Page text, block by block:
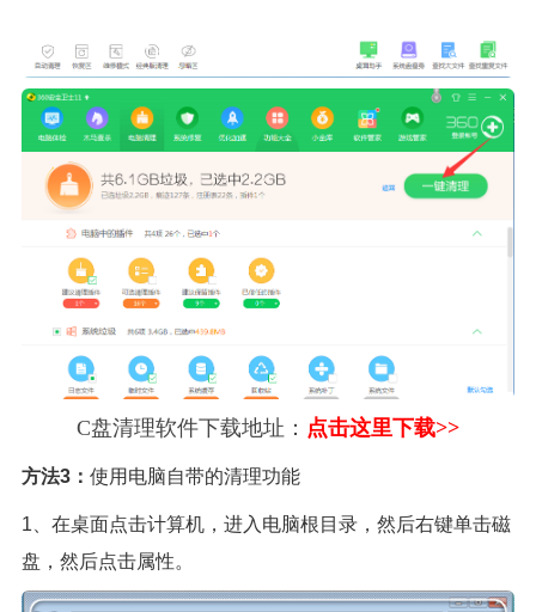
C盘清理软件下载地址： 点击这里下载>>
方法3： 使用电脑自带的清理功能
1、在桌面点击计算机，进入电脑根目录，然后右键单击磁
盘，然后点击属性。